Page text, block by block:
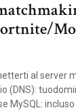
al server
(DNS):